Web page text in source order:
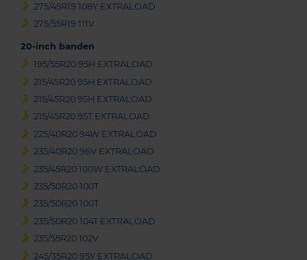
275/45R19 108Y EXTRALOAD
275/55R19 111V
20-inch banden
195/55R20 95H EXTRALOAD
215/45R20 95H EXTRALOAD
215/45R20 95H EXTRALOAD
215/45R20 95T EXTRALOAD
225/40R20 94W EXTRALOAD
235/40R20 96V EXTRALOAD
235/45R20 100W EXTRALOAD
235/50R20 100T
235/50R20 100T
235/50R20 104T EXTRALOAD
235/55R20 102V
245/35R20 95Y EXTRALOAD